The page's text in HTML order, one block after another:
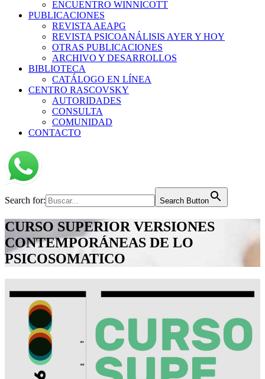
ENCUENTRO WINNICOTT
PUBLICACIONES
REVISTA AEAPG
REVISTA PSICOANÁLISIS AYER Y HOY
OTRAS PUBLICACIONES
ARCHIVO Y DESARROLLOS
BIBLIOTECA
CATÁLOGO EN LÍNEA
CENTRO RASCOVSKY
AUTORIDADES
CONSULTA
COMUNIDAD
CONTACTO
Search for: Search Button
CURSO SUPERIOR VERSIONES
CONTEMPORÁNEAS DE LO
PSICOSOMATICO